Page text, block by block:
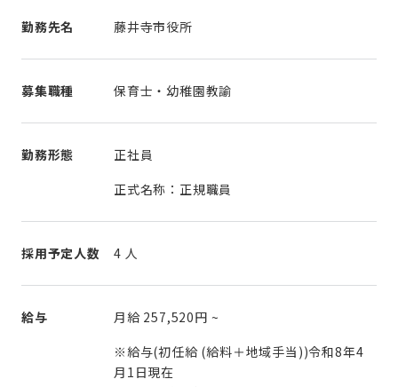
勤務先名 藤井寺市役所
募集職種 保育士・幼稚園教諭
勤務形態
正社員
正式名称：正規職員
採用予定人数 4 人
給与 月給 257,520円 ~
※給与(初任給 (給料＋地域手当))令和8年4
月1日現在